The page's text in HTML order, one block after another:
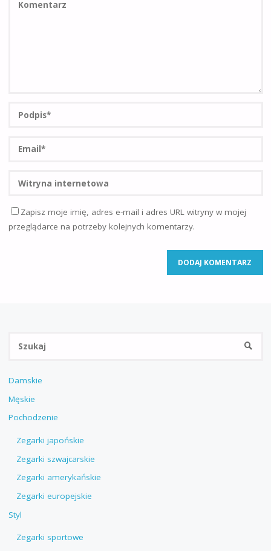
Zapisz moje imię, adres e-mail i adres URL witryny w mojej
przeglądarce na potrzeby kolejnych komentarzy.
Damskie
Męskie
Pochodzenie
Zegarki japońskie
Zegarki szwajcarskie
Zegarki amerykańskie
Zegarki europejskie
Styl
Zegarki sportowe